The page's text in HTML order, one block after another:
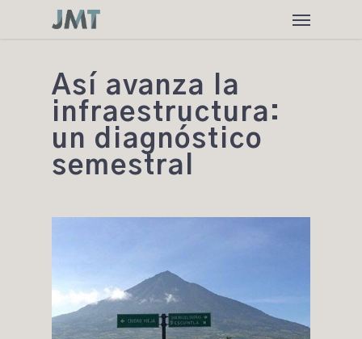
Así avanza la
infraestructura:
un diagnóstico
semestral